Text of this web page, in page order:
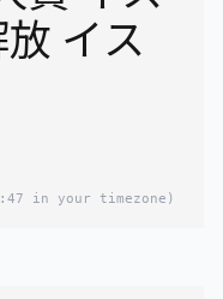
イス
in your timezone)